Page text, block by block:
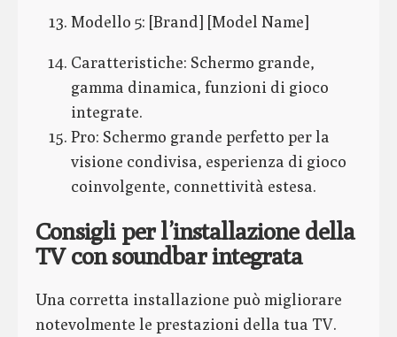
Modello 5: [Brand] [Model Name]
Caratteristiche: Schermo grande,
gamma dinamica, funzioni di gioco
integrate.
Pro: Schermo grande perfetto per la
visione condivisa, esperienza di gioco
coinvolgente, connettività estesa.
Consigli per l’installazione della
TV con soundbar integrata
Una corretta installazione può migliorare
notevolmente le prestazioni della tua TV.